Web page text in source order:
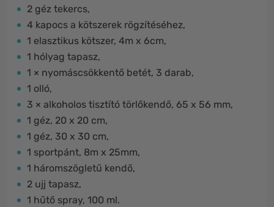
2 géz tekercs,
4 kapocs a kötszerek rögzítéséhez,
1 elasztikus kötszer, 4m x 6cm,
1 hólyag tapasz,
1 × nyomáscsökkentő betét, 3 darab,
1 olló,
3 × alkoholos tisztító törlőkendő, 65 x 56 mm,
1 géz, 20 x 20 cm,
1 géz, 30 x 30 cm,
1 sportpánt, 8m x 25mm,
1 háromszögletű kendő,
2 ujj tapasz,
1 hűtő spray, 100 ml.